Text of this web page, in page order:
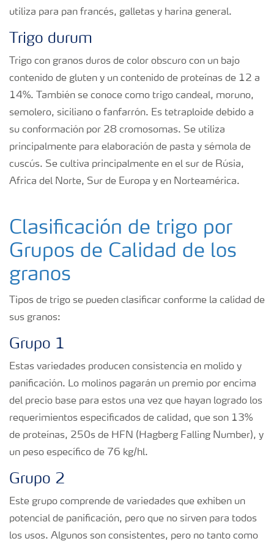
utiliza para pan francés, galletas y harina general.
Trigo durum
Trigo con granos duros de color obscuro con un bajo
contenido de gluten y un contenido de proteínas de 12 a
14%. También se conoce como trigo candeal, moruno,
semolero, siciliano o fanfarrón. Es tetraploide debido a
su conformación por 28 cromosomas. Se utiliza
principalmente para elaboración de pasta y sémola de
cuscús. Se cultiva principalmente en el sur de Rúsia,
Africa del Norte, Sur de Europa y en Norteamérica.
Clasificación de trigo por
Grupos de Calidad de los
granos
Tipos de trigo se pueden clasificar conforme la calidad de
sus granos:
Grupo 1
Estas variedades producen consistencia en molido y
panificación. Lo molinos pagarán un premio por encima
del precio base para estos una vez que hayan logrado los
requerimientos especificados de calidad, que son 13%
de proteínas, 250s de HFN (Hagberg Falling Number), y
un peso específico de 76 kg/hl.
Grupo 2
Este grupo comprende de variedades que exhiben un
potencial de panificación, pero que no sirven para todos
los usos. Algunos son consistentes, pero no tanto como